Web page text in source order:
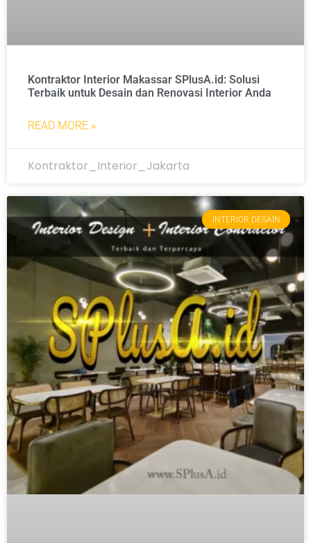
Kontraktor Interior Makassar SPlusA.id: Solusi
Terbaik untuk Desain dan Renovasi Interior Anda
READ MORE »
Kontraktor_Interior_Jakarta
INTERIOR DESAIN